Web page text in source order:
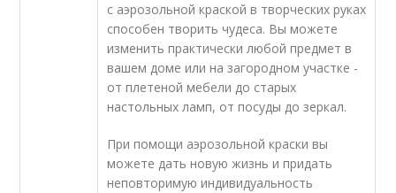
с аэрозольной краской в творческих руках
способен творить чудеса. Вы можете
изменить практически любой предмет в
вашем доме или на загородном участке -
от плетеной мебели до старых
настольных ламп, от посуды до зеркал.
При помощи аэрозольной краски вы
можете дать новую жизнь и придать
неповторимую индивидуальность